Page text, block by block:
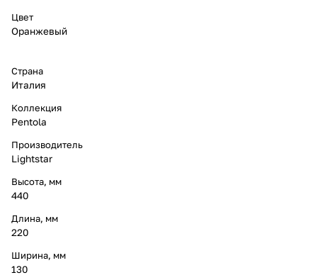
Цвет
Оранжевый
Страна
Италия
Коллекция
Pentola
Производитель
Lightstar
Высота, мм
440
Длина, мм
220
Ширина, мм
130